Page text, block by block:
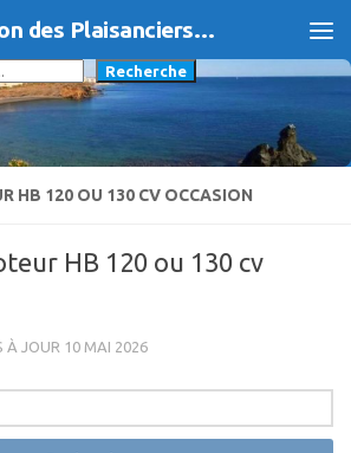
APAC Association des Plaisanciers d'Agde et du Cap
Rechercher
Recherche
HB 120 OU 130 CV OCCASION
HB 120 ou 130 cv
À JOUR 10 MAI 2026